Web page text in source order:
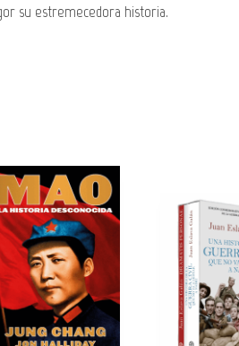
su estremecedora historia.